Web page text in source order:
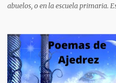
abuelos, o en la escuela primaria.
hablaban, hace mucho, mucho
Martínez que estaba barriendo el
cuando vio algo que brillaba, se
que veían sus ojos, era un